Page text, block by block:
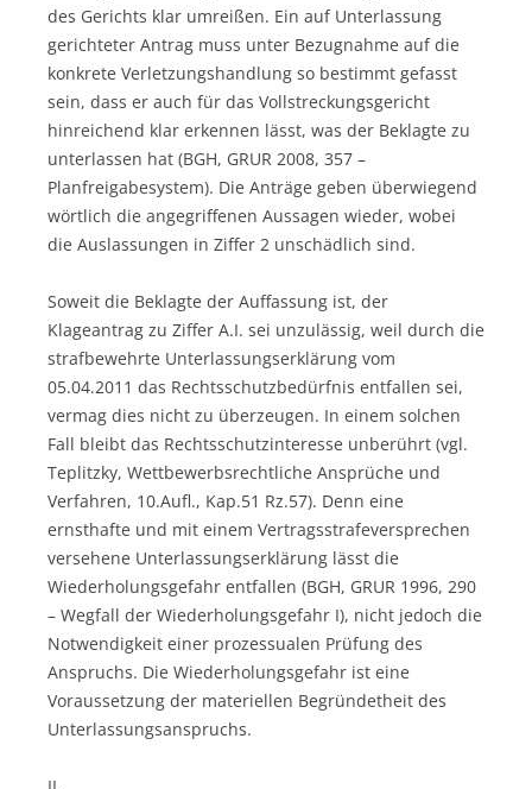
des Gerichts klar umreißen. Ein auf Unterlassung
gerichteter Antrag muss unter Bezugnahme auf die
konkrete Verletzungshandlung so bestimmt gefasst
sein, dass er auch für das Vollstreckungsgericht
hinreichend klar erkennen lässt, was der Beklagte zu
unterlassen hat (BGH, GRUR 2008, 357 –
Planfreigabesystem). Die Anträge geben überwiegend
wörtlich die angegriffenen Aussagen wieder, wobei
die Auslassungen in Ziffer 2 unschädlich sind.
Soweit die Beklagte der Auffassung ist, der
Klageantrag zu Ziffer A.I. sei unzulässig, weil durch die
strafbewehrte Unterlassungserklärung vom
05.04.2011 das Rechtsschutzbedürfnis entfallen sei,
vermag dies nicht zu überzeugen. In einem solchen
Fall bleibt das Rechtsschutzinteresse unberührt (vgl.
Teplitzky, Wettbewerbsrechtliche Ansprüche und
Verfahren, 10.Aufl., Kap.51 Rz.57). Denn eine
ernsthafte und mit einem Vertragsstrafeversprechen
versehene Unterlassungserklärung lässt die
Wiederholungsgefahr entfallen (BGH, GRUR 1996, 290
– Wegfall der Wiederholungsgefahr I), nicht jedoch die
Notwendigkeit einer prozessualen Prüfung des
Anspruchs. Die Wiederholungsgefahr ist eine
Voraussetzung der materiellen Begründetheit des
Unterlassungsanspruchs.